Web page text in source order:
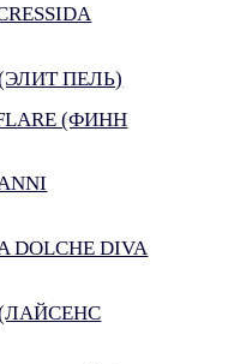
ПЕЛЬ)
(ФИНН
DIVA
(ЛАЙСЕНС